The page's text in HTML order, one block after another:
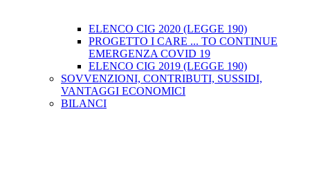
ELENCO CIG 2020 (LEGGE 190)
PROGETTO I CARE ... TO CONTINUE
EMERGENZA COVID 19
ELENCO CIG 2019 (LEGGE 190)
SOVVENZIONI, CONTRIBUTI, SUSSIDI,
VANTAGGI ECONOMICI
BILANCI